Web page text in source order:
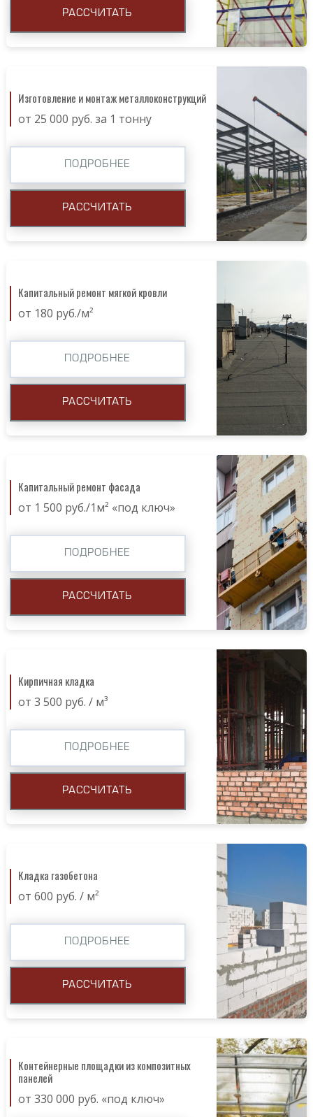
РАССЧИТАТЬ
Изготовление и монтаж металлоконструкций
от 25 000 руб. за 1 тонну
ПОДРОБНЕЕ
РАССЧИТАТЬ
Капитальный ремонт мягкой кровли
от 180 руб./м²
ПОДРОБНЕЕ
РАССЧИТАТЬ
Капитальный ремонт фасада
от 1 500 руб./1м² «под ключ»
ПОДРОБНЕЕ
РАССЧИТАТЬ
Кирпичная кладка
от 3 500 руб. / м³
ПОДРОБНЕЕ
РАССЧИТАТЬ
Кладка газобетона
от 600 руб. / м²
ПОДРОБНЕЕ
РАССЧИТАТЬ
Контейнерные площадки из композитных
панелей
от 330 000 руб. «под ключ»